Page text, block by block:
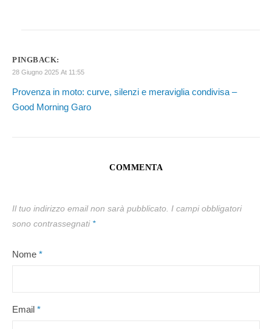
PINGBACK:
28 Giugno 2025 At 11:55
Provenza in moto: curve, silenzi e meraviglia condivisa –
Good Morning Garo
COMMENTA
Il tuo indirizzo email non sarà pubblicato. I campi obbligatori
sono contrassegnati *
Nome *
Email *